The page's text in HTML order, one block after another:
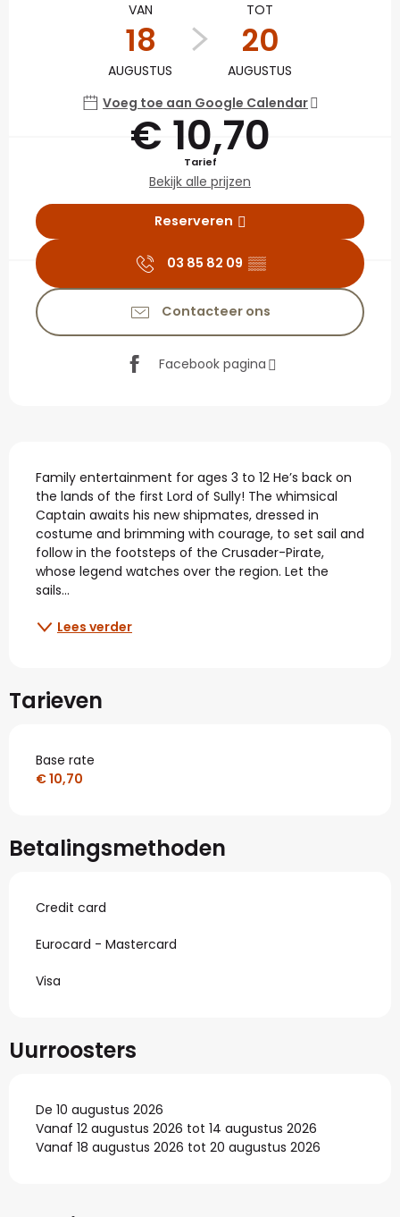
VAN
18
AUGUSTUS
TOT
20
AUGUSTUS
Voeg toe aan Google Calendar
€ 10,70
Tarief
Bekijk alle prijzen
Reserveren
03 85 82 09 ▒▒
Contacteer ons
Facebook pagina
Beschrijving
Family entertainment for ages 3 to 12 He’s back on
the lands of the first Lord of Sully! The whimsical
Captain awaits his new shipmates, dressed in
costume and brimming with courage, to set sail and
follow in the footsteps of the Crusader-Pirate,
whose legend watches over the region. Let the
sails...
Lees verder
Tarieven
Base rate
€ 10,70
Betalingsmethoden
Credit card
Eurocard - Mastercard
Visa
Uurroosters
De 10 augustus 2026
Vanaf 12 augustus 2026 tot 14 augustus 2026
Vanaf 18 augustus 2026 tot 20 augustus 2026